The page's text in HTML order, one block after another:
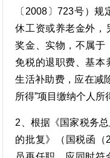
〔2008〕723号）
休工资或养老金外，
奖金、实物，不属于
免税的退职费、基本
生活补助费，应在减
所得”项目缴纳个人所
2、根据《国家税务
的批复》（国税函（